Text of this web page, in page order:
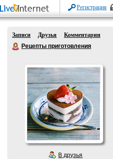
Регистрация
Записи Друзья
Комментарии
Рецепты приготовления
В друзья